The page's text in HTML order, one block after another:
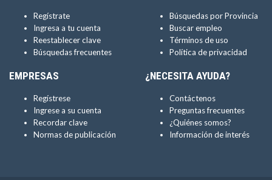
Regístrate
Ingresa a tu cuenta
Reestablecer clave
Búsquedas frecuentes
Búsquedas por Provincia
Buscar empleo
Términos de uso
Política de privacidad
EMPRESAS
Regístrese
Ingrese a su cuenta
Recordar clave
Normas de publicación
¿NECESITA AYUDA?
Contáctenos
Preguntas frecuentes
¿Quiénes somos?
Información de interés